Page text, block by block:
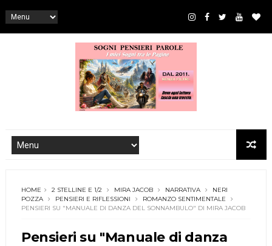
HOME 2 STELLINE E 1/2 MIRA JACOB NARRATIVA
NERI
POZZA
PENSIERI E RIFLESSIONI
ROMANZO SENTIMENTALE
PENSIERI SU "MANUALE DI DANZA DEL SONNAMBULO" DI MIRA JACOB
Pensieri su "Manuale di danza